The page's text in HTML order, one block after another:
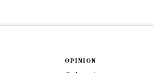
OPINION